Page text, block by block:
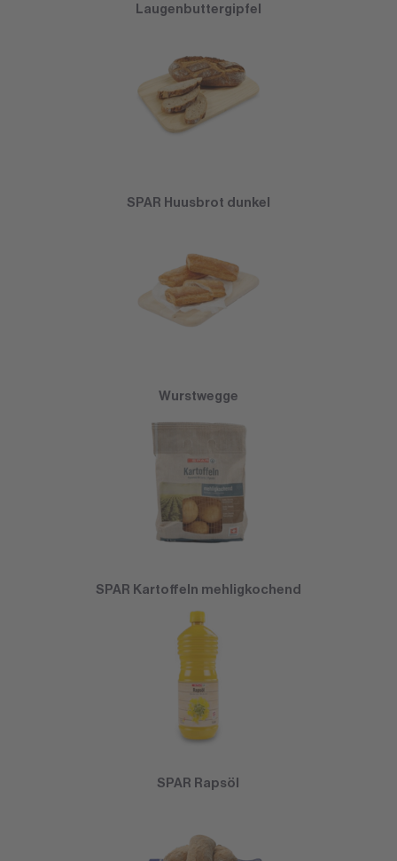
Laugenbuttergipfel
SPAR Huusbrot dunkel
Wurstwegge
SPAR Kartoffeln mehligkochend
SPAR Rapsöl